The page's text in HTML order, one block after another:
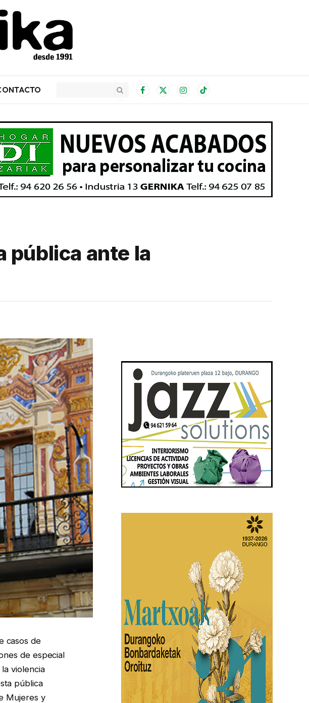
Facebook
X
InstagramTikTok
pública ante la
casos de
de especial
violencia
pública
Mujeres y